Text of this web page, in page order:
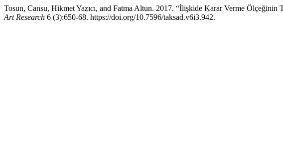
Tosun, Cansu, Hikmet Yazıcı, and Fatma Altun. 2017. “İlişkide Karar Verme
Art Research 6 (3):650-68. https://doi.org/10.7596/taksad.v6i3.942.